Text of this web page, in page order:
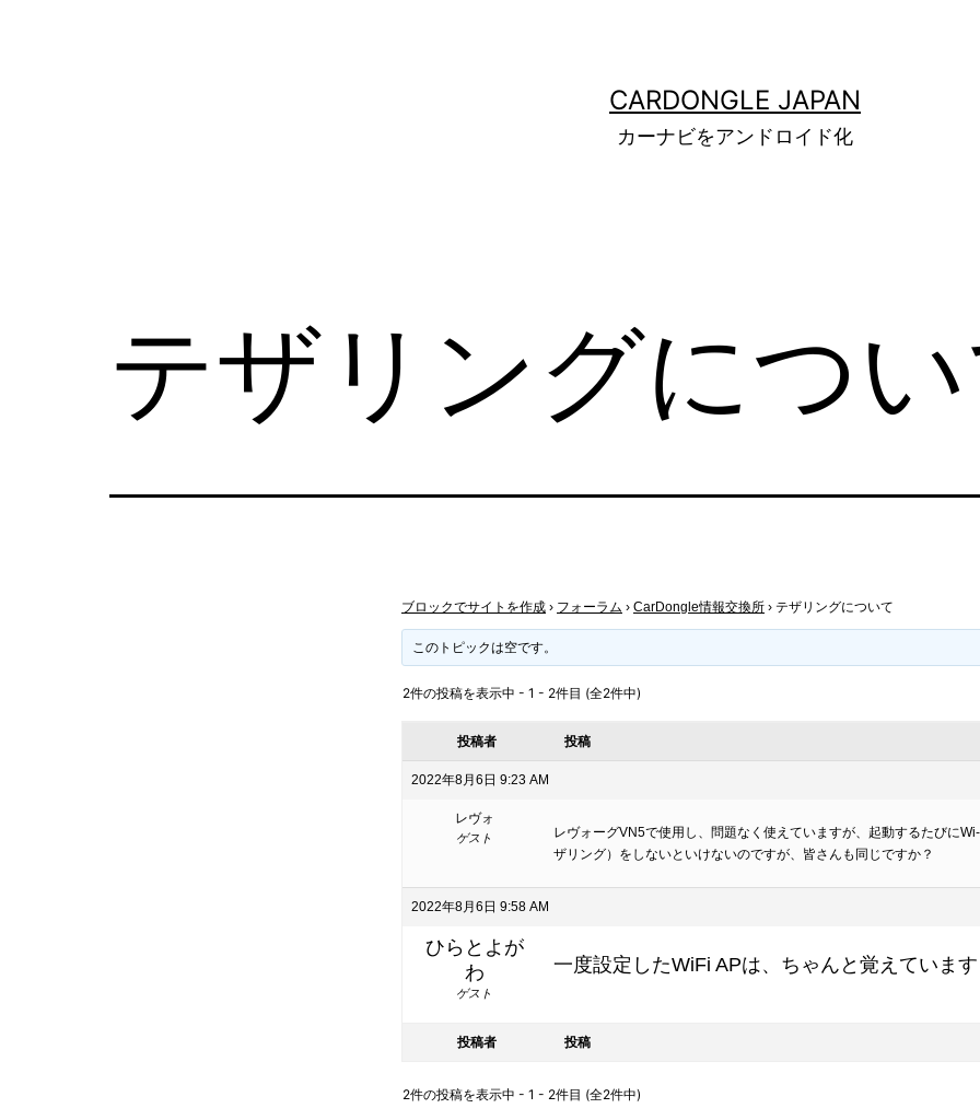
CARDONGLE JAPAN
カーナビをアンドロイド化
テザリングにつ
ブロックでサイトを作成 › フォーラム › CarDongle情報交換所 › テザリングについて
このトピックは空です。
2件の投稿を表示中 - 1 - 2件目 (全2件中)
投稿者 投稿
2022年8月6日 9:23 AM
レヴォ
ゲスト
レヴォーグVN5で使用し、問題なく使えていますが、起動するたびに
ザリング）をしないといけないのですが、皆さんも同じですか？
2022年8月6日 9:58 AM
ひらとよが
わ
ゲスト
一度設定したWiFi APは、ちゃんと覚えていま
投稿者 投稿
2件の投稿を表示中 - 1 - 2件目 (全2件中)